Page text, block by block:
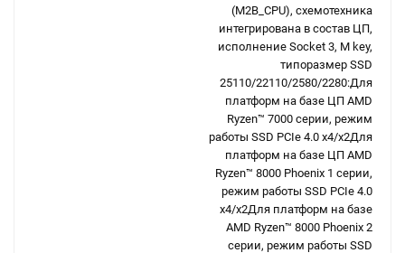
(M2B_CPU), схемотехника
интегрирована в состав ЦП,
исполнение Socket 3, M key,
типоразмер SSD
25110/22110/2580/2280:Для
платформ на базе ЦП AMD
Ryzen™ 7000 серии, режим
работы SSD PCIe 4.0 x4/x2Для
платформ на базе ЦП AMD
Ryzen™ 8000 Phoenix 1 серии,
режим работы SSD PCIe 4.0
x4/x2Для платформ на базе
AMD Ryzen™ 8000 Phoenix 2
серии, режим работы SSD